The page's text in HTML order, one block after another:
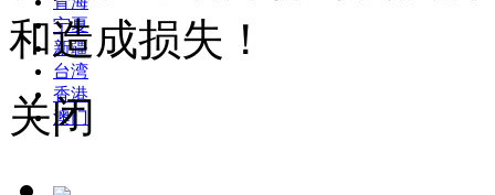
宁夏
新疆
台湾
香港
澳门
和造成损失！
关闭